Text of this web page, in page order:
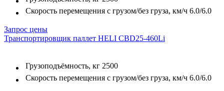
Скорость перемещения с грузом/без груза, км/ч 6.0/6.0
Запрос цены
Транспортировщик паллет HELI CBD25-460Li
Грузоподъёмность, кг 2500
Скорость перемещения с грузом/без груза, км/ч 6.0/6.0